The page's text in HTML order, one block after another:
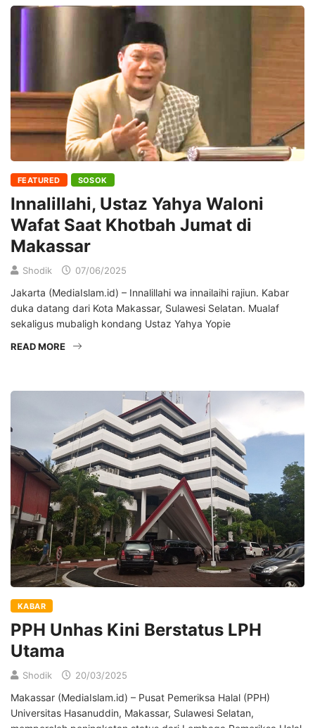
FEATURED SOSOK
Innalillahi, Ustaz Yahya Waloni
Wafat Saat Khotbah Jumat di
Makassar
Shodik 07/06/2025
Jakarta (MediaIslam.id) – Innalillahi wa innailaihi rajiun. Kabar
duka datang dari Kota Makassar, Sulawesi Selatan. Mualaf
sekaligus mubaligh kondang Ustaz Yahya Yopie
READ MORE
KABAR
PPH Unhas Kini Berstatus LPH
Utama
Shodik 20/03/2025
Makassar (MediaIslam.id) – Pusat Pemeriksa Halal (PPH)
Universitas Hasanuddin, Makassar, Sulawesi Selatan,